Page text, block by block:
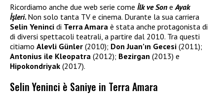
Ricordiamo anche due web serie come İlk ve Son e Ayak
İşleri. Non solo tanta TV e cinema. Durante la sua carriera
Selin Yeninci di Terra Amara è stata anche protagonista di
di diversi spettacoli teatrali, a partire dal 2010. Tra questi
citiamo Alevli Günler (2010); Don Juan’ın Gecesi (2011);
Antonius ile Kleopatra (2012); Bezirgan (2013) e
Hipokondriyak (2017).
Selin Yeninci è Saniye in Terra Amara